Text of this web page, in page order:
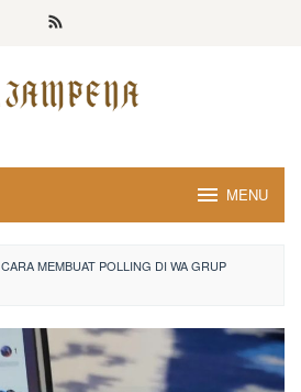
MENU
CARA MEMBUAT POLLING DI WA GRUP